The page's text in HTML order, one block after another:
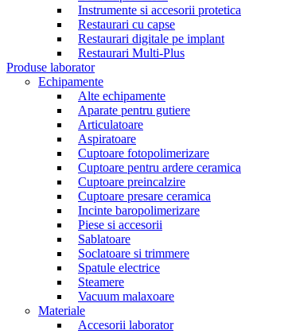
Instrumente si accesorii protetica
Restaurari cu capse
Restaurari digitale pe implant
Restaurari Multi-Plus
Produse laborator
Echipamente
Alte echipamente
Aparate pentru gutiere
Articulatoare
Aspiratoare
Cuptoare fotopolimerizare
Cuptoare pentru ardere ceramica
Cuptoare preincalzire
Cuptoare presare ceramica
Incinte baropolimerizare
Piese si accesorii
Sablatoare
Soclatoare si trimmere
Spatule electrice
Steamere
Vacuum malaxoare
Materiale
Accesorii laborator